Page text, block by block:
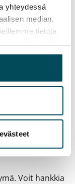
yhteydessä
median,
tietoja
olet antanut
heidän
Voit hankkia